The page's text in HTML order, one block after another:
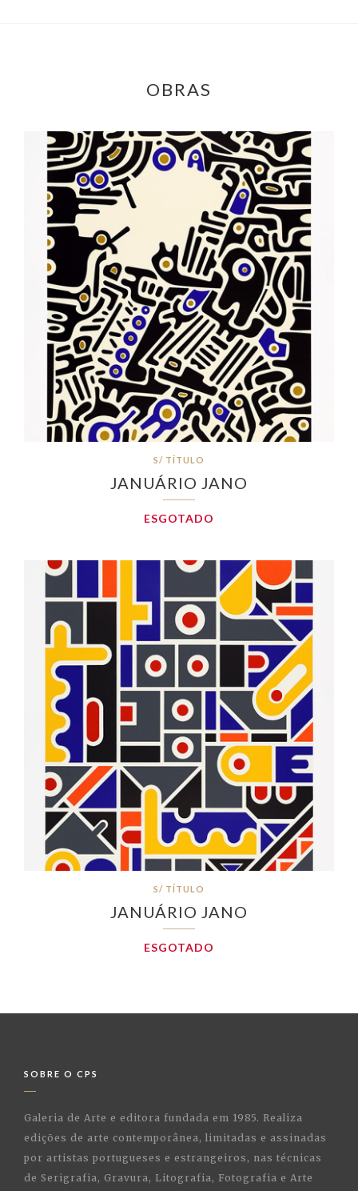
OBRAS
S/ TÍTULO
JANUÁRIO JANO
ESGOTADO
S/ TÍTULO
JANUÁRIO JANO
ESGOTADO
SOBRE O CPS
Galeria de Arte e editora fundada em 1985. Realiza
edições de arte contemporânea, limitadas e assinadas
por artistas portugueses e estrangeiros, nas técnicas
de Serigrafia, Gravura, Litografia, Fotografia e Arte